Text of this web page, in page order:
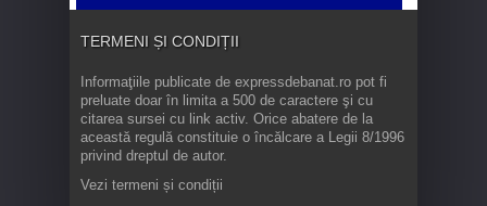
TERMENI ȘI CONDIȚII
Informaţiile publicate de expressdebanat.ro pot fi
preluate doar în limita a 500 de caractere şi cu
citarea sursei cu link activ. Orice abatere de la
această regulă constituie o încălcare a Legii 8/1996
privind dreptul de autor.
Vezi termeni și condiții